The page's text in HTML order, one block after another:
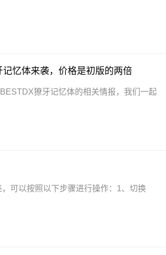
忆体来袭，价格是初版的两倍
獠牙记忆体的相关情报，我们一起
可以按照以下步骤进行操作：1、切换